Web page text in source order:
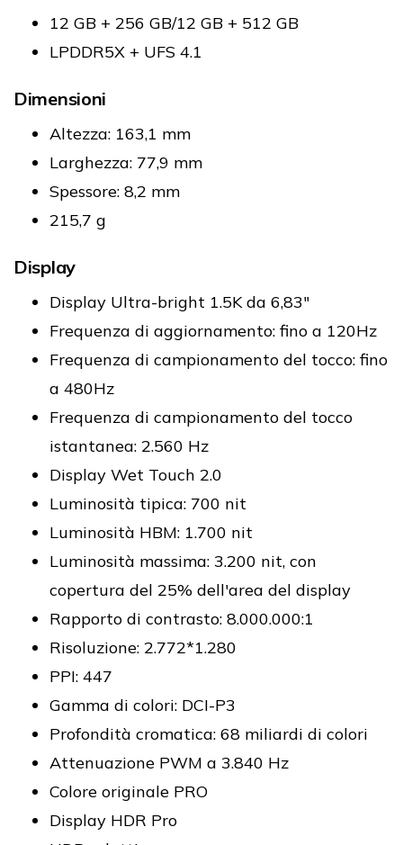
12 GB + 256 GB/12 GB + 512 GB
LPDDR5X + UFS 4.1
Dimensioni
Altezza: 163,1 mm
Larghezza: 77,9 mm
Spessore: 8,2 mm
215,7 g
Display
Display Ultra-bright 1.5K da 6,83"
Frequenza di aggiornamento: fino a 120Hz
Frequenza di campionamento del tocco: fino
a 480Hz
Frequenza di campionamento del tocco
istantanea: 2.560 Hz
Display Wet Touch 2.0
Luminosità tipica: 700 nit
Luminosità HBM: 1.700 nit
Luminosità massima: 3.200 nit, con
copertura del 25% dell'area del display
Rapporto di contrasto: 8.000.000:1
Risoluzione: 2.772*1.280
PPI: 447
Gamma di colori: DCI-P3
Profondità cromatica: 68 miliardi di colori
Attenuazione PWM a 3.840 Hz
Colore originale PRO
Display HDR Pro